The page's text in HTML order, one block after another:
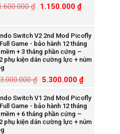
₫ 1.150.000 ₫
Switch V2 2nd Mod Picofly
Game - bảo hành 12 tháng
+ 3 tháng phần cứng –
phụ kiện dán cường lực + núm
₫ 5.300.000 ₫
Switch V1 2nd Mod Picofly
Game - bảo hành 12 tháng
+ 6 tháng phần cứng –
phụ kiện dán cường lực + núm